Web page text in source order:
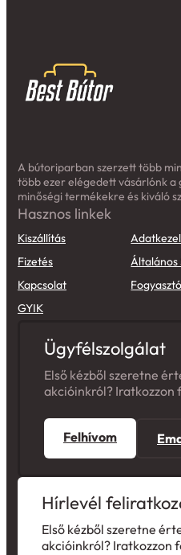
A bútoriparban szerzett több
több ezer elégedett vásárlónk a
minőségi termékekre és kiváló
Hasznos linkek
Kiszállítás
Fizetés
Kapcsolat
GYIK
Általános
Ügyfélszolgálat
Első kézből szeretne
akcióinkról? Iratkozzon
Felhívom
Hírlevél
Első kézből szeretne
akcióinkról? Iratkozzon